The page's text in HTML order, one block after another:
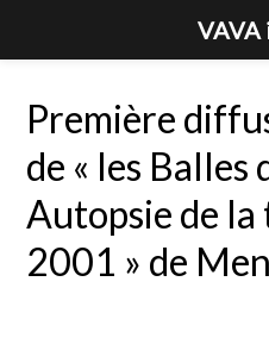
Première
de « les Balles
Autopsie de la
2001 » de
VAVA